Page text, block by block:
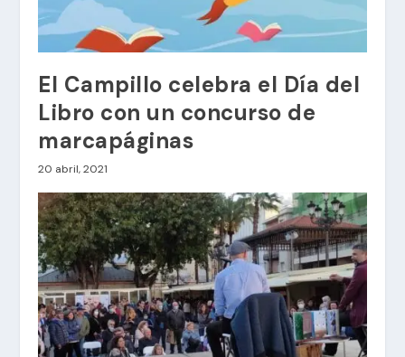
El Campillo celebra el Día del
Libro con un concurso de
marcapáginas
20 abril, 2021